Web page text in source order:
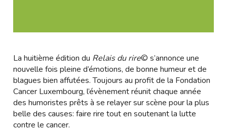
La huitième édition du Relais du rire© s’annonce une
nouvelle fois pleine d’émotions, de bonne humeur et de
blagues bien affutées. Toujours au profit de la Fondation
Cancer Luxembourg, l’évènement réunit chaque année
des humoristes prêts à se relayer sur scène pour la plus
belle des causes: faire rire tout en soutenant la lutte
contre le cancer.